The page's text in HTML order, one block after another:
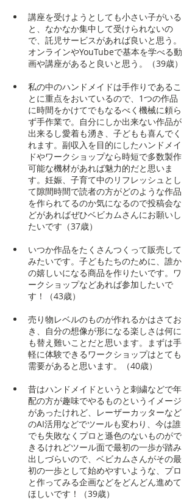
講座を受けようとしても小さい子がいる
と、なかなか集中して受けられないの
で、託児サービスがあれば良いと思う。
オンラインやYouTubeで基本を学べる動
画や講座があると良いと思う。（39歳）
私の中のハンドメイドは手作りであるこ
とに重点をおいているので、1つの作品
に時間をかけてでもなるべく機械に頼ら
ず手作業で。自分にしか出来ない作品が
出来るし愛着も湧き、子どもも喜んでく
れます。副収入を目的にしたハンドメイ
ドやワークショップなら時短で多数製作
可能な機材があれば魅力的だと思いま
す。妊娠、子育て中のリフレッシュとし
て隙間時間で読者の方がどのような作品
を作られてるのか気になるので投稿会な
どがあればぜひベビカムさんにお願いし
たいです（37歳）
いつか作品をたくさんつくって販売して
みたいです。子どもたちのために、誰か
の嬉しいになる商品を作りたいです。ワ
ークショップなどあれば参加したいで
す！（43歳）
売り物レベルのものが作れるかはさてお
き、自分の想像が形になる楽しさは何に
も替え難いことだと思います。まずは手
軽に体験できるワークショップはとても
需要があると思います。（40歳）
昔はハンドメイドというと刺繍などで年
配の方が趣味でやるものというイメージ
があったけれど、レーザーカッターなど
のAI活用などでツールも変わり、今は誰
でも失敗なくプロと遜色のないものがで
きるけれどツール面で最初の一歩が踏み
出しづらいので、ベビカムさんがその最
初の一歩として始めやすいような、プロ
と作ってみる企画などをどんどん進めて
ほしいです！（39歳）